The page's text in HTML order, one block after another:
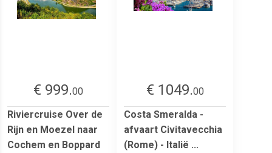
€ 999.00
Riviercruise Over de
Rijn en Moezel naar
Cochem en Boppard
€ 1049.00
Costa Smeralda -
afvaart Civitavecchia
(Rome) - Italië ...